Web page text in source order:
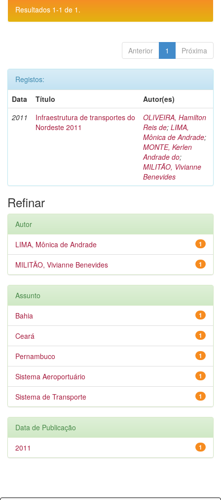
Resultados 1-1 de 1.
Anterior 1 Próxima
Registos:
Data
Título
Autor(es)
2011
Infraestrutura de transportes do
Nordeste 2011
OLIVEIRA, Hamilton
Reis de; LIMA,
Mônica de Andrade;
MONTE, Kerlen
Andrade do;
MILITÃO, Vivianne
Benevides
Refinar
Autor
1
LIMA, Mônica de Andrade
1
MILITÃO, Vivianne Benevides
Assunto
1
Bahia
1
Ceará
1
Pernambuco
1
Sistema Aeroportuário
1
Sistema de Transporte
Data de Publicação
1
2011